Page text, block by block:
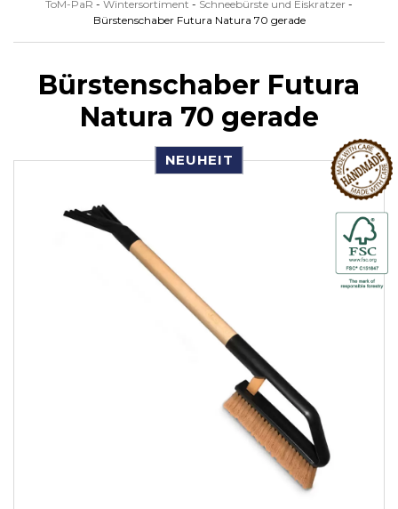
ToM-PaR - Wintersortiment - Schneebürste und Eiskratzer -
Bürstenschaber Futura Natura 70 gerade
Bürstenschaber Futura
Natura 70 gerade
NEUHEIT